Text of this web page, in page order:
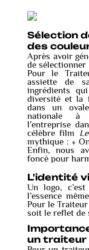
Sélection
des
Après avoir
de
Pour le
assiette de
ingrédients
diversité et la
dans un
nationale à
l’entreprise
célèbre film
mythique : «
Enfin, nous
foncé pour
L'identité
Un logo,
l’essence
Pour le
soit le reflet de
un traiteur